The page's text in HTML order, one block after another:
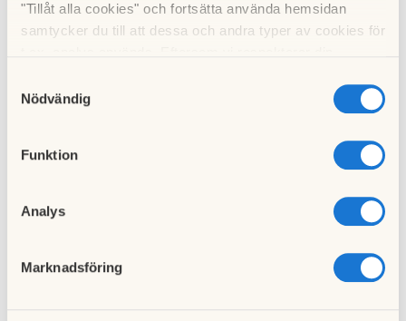
"Tillåt alla cookies" och fortsätta använda hemsidan
samtycker du till att dessa och andra typer av cookies för
cookies och välja att endast tillåta ett urval.
Nödvändig
Funktion
Analys
Marknadsföring
uppfräschning